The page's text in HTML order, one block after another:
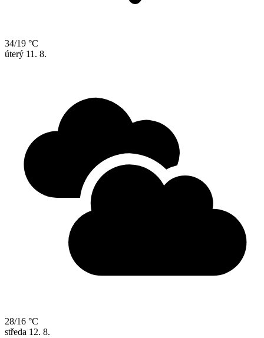
34/19 °C
úterý 11. 8.
28/16 °C
středa 12. 8.